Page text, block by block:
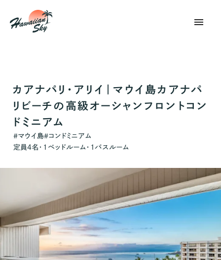
menu
カアナパリ・アリイ｜マウイ島カアナパ
リビーチの高級オーシャンフロントコン
ドミニアム
#マウイ島#コンドミニアム
定員4名・ 1 ベッドルーム・ 1バスルーム